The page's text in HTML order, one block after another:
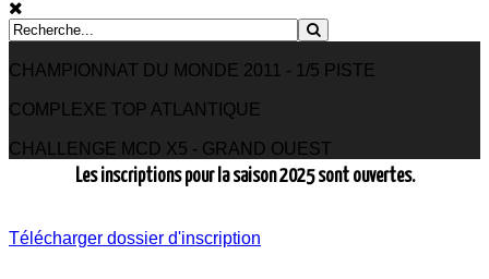
CHAMPIONNAT DU MONDE 2011 - 1/5 PISTE
COMPLEXE TOP ATLANTIQUE
CHALLENGE MCD X5 - GRAND OUEST
Les inscriptions pour la saison 2025 sont ouvertes.
Télécharger dossier d'inscription